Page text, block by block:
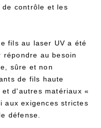
contrôle et les
fils au laser UV a été
répondre au besoin
sûre et non
de fils haute
d'autres matériaux «
aux exigences strictes
défense.